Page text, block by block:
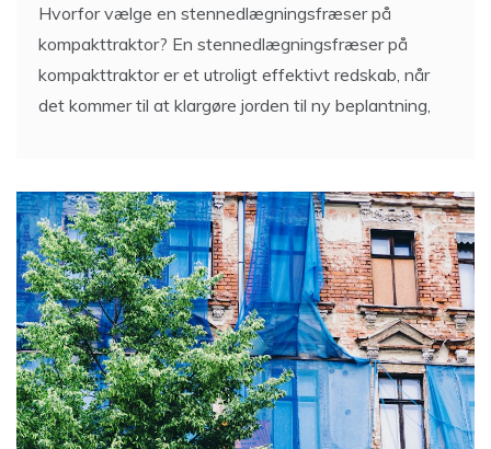
Hvorfor vælge en stennedlægningsfræser på
kompakttraktor? En stennedlægningsfræser på
kompakttraktor er et utroligt effektivt redskab, når
det kommer til at klargøre jorden til ny beplantning,